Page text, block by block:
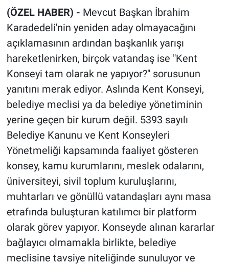
(ÖZEL HABER) - Mevcut Başkan İbrahim
Karadedeli'nin yeniden aday olmayacağını
açıklamasının ardından başkanlık yarışı
hareketlenirken, birçok vatandaş ise "Kent
Konseyi tam olarak ne yapıyor?" sorusunun
yanıtını merak ediyor. Aslında Kent Konseyi,
belediye meclisi ya da belediye yönetiminin
yerine geçen bir kurum değil. 5393 sayılı
Belediye Kanunu ve Kent Konseyleri
Yönetmeliği kapsamında faaliyet gösteren
konsey, kamu kurumlarını, meslek odalarını,
üniversiteyi, sivil toplum kuruluşlarını,
muhtarları ve gönüllü vatandaşları aynı masa
etrafında buluşturan katılımcı bir platform
olarak görev yapıyor. Konseyde alınan kararlar
bağlayıcı olmamakla birlikte, belediye
meclisine tavsiye niteliğinde sunuluyor ve